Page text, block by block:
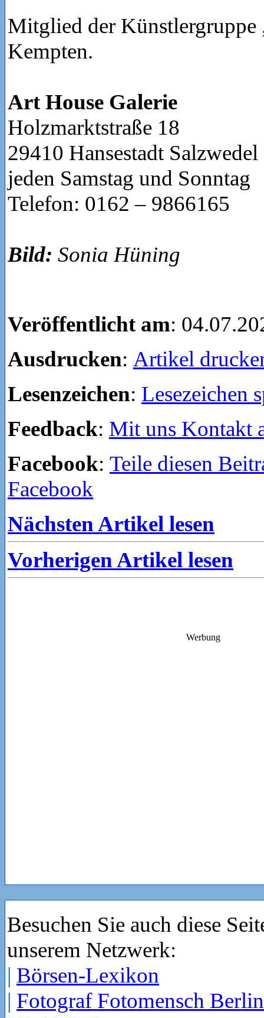
Mitglied der Künstlergruppe
Kempten.
Art House Galerie
Holzmarktstraße 18
29410 Hansestadt Salzwedel
jeden Samstag und Sonntag
Telefon: 0162 – 9866165
Bild: Sonia Hüning
Veröffentlicht am:
Ausdrucken: Artikel
Lesenzeichen: Lesezeichen
Feedback: Mit uns Kontakt
Facebook: Teile diesen
Facebook
Nächsten Artikel lesen
Vorherigen Artikel lesen
Werbung
Besuchen Sie auch diese
unserem Netzwerk:
| Börsen-Lexikon
| Fotograf Fotomensch Berlin